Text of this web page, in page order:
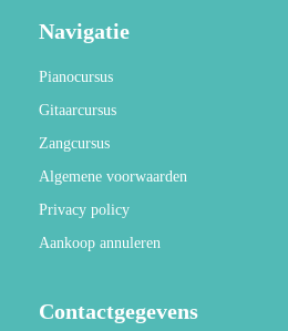
Navigatie
Pianocursus
Gitaarcursus
Zangcursus
Algemene voorwaarden
Privacy policy
Aankoop annuleren
Contactgegevens